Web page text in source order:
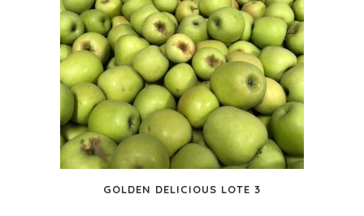
GOLDEN DELICIOUS LOTE 3